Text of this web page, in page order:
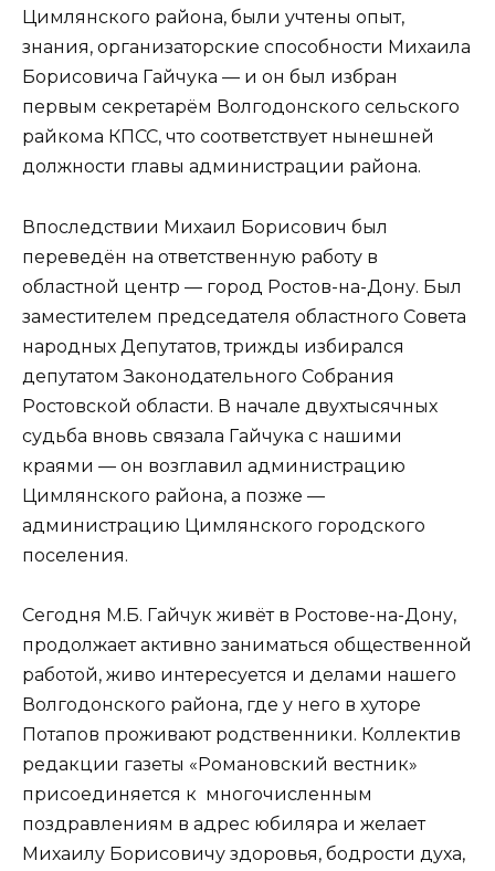
Цимлянского района, были учтены опыт,
знания, организаторские способности Михаила
Борисовича Гайчука — и он был избран
первым секретарём Волгодонского сельского
райкома КПСС, что соответствует нынешней
должности главы администрации района.
Впоследствии Михаил Борисович был
переведён на ответственную работу в
областной центр — город Ростов-на-Дону. Был
заместителем председателя областного Совета
народных Депутатов, трижды избирался
депутатом Законодательного Собрания
Ростовской области. В начале двухтысячных
судьба вновь связала Гайчука с нашими
краями — он возглавил администрацию
Цимлянского района, а позже —
администрацию Цимлянского городского
поселения.
Сегодня М.Б. Гайчук живёт в Ростове-на-Дону,
продолжает активно заниматься общественной
работой, живо интересуется и делами нашего
Волгодонского района, где у него в хуторе
Потапов проживают родственники. Коллектив
редакции газеты «Романовский вестник»
присоединяется к многочисленным
поздравлениям в адрес юбиляра и желает
Михаилу Борисовичу здоровья, бодрости духа,